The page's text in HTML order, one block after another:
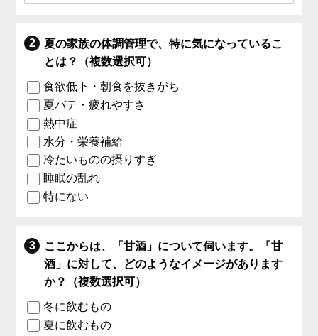
夏の家族の体調管理で、特に気になっているこ
とは？（複数選択可）
食欲低下・朝食を抜きがち
夏バテ・疲れやすさ
熱中症
水分・栄養補給
冷たいものの摂りすぎ
睡眠の乱れ
特にない
ここからは、「甘酒」について伺います。「甘
酒」に対して、どのようなイメージがあります
か？（複数選択可）
冬に飲むもの
夏に飲むもの